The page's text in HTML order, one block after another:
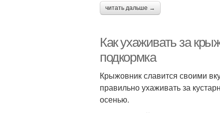
читать дальше →
Как ухаживать за
подкормка
Крыжовник славится своими
правильно ухаживать за
осенью.